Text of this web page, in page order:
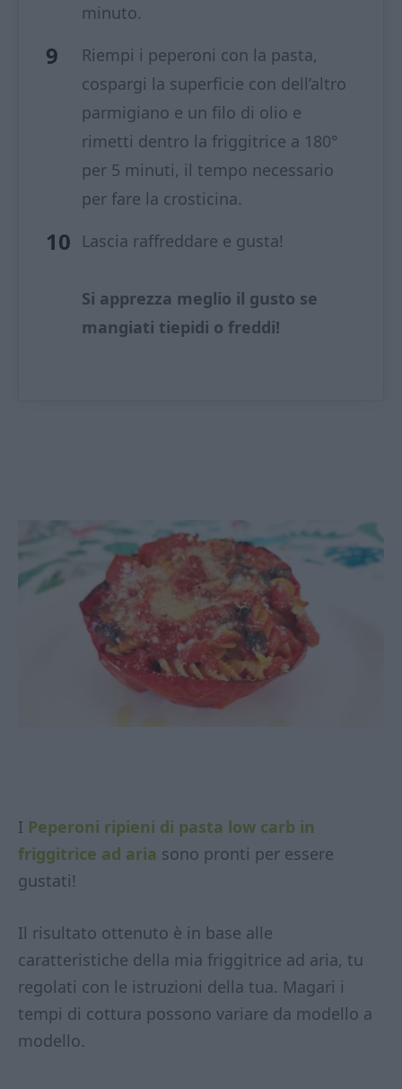
minuto.
Riempi i peperoni con la pasta,
cospargi la superficie con dell’altro
parmigiano e un filo di olio e
rimetti dentro la friggitrice a 180°
per 5 minuti, il tempo necessario
per fare la crosticina.
Lascia raffreddare e gusta!
Si apprezza meglio il gusto se
mangiati tiepidi o freddi!
I Peperoni ripieni di pasta low carb in
friggitrice ad aria sono pronti per essere
gustati!
Il risultato ottenuto è in base alle
caratteristiche della mia friggitrice ad aria, tu
regolati con le istruzioni della tua. Magari i
tempi di cottura possono variare da modello a
modello.